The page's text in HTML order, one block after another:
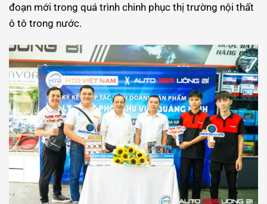
đoạn mới trong quá trình chinh phục thị trường nội thất
ô tô trong nước.